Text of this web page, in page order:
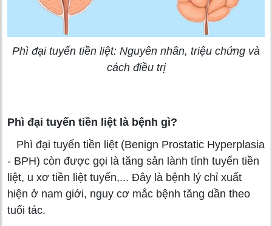
Phì đại tuyến tiền liệt: Nguyên nhân, triệu chứng và
cách điều trị
Phì đại tuyến tiền liệt là bệnh gì?
Phì đại tuyến tiền liệt (Benign Prostatic Hyperplasia
- BPH) còn được gọi là tăng sản lành tính tuyến tiền
liệt, u xơ tiền liệt tuyến,... Đây là bệnh lý chỉ xuất
hiện ở nam giới, nguy cơ mắc bệnh tăng dần theo
tuổi tác.